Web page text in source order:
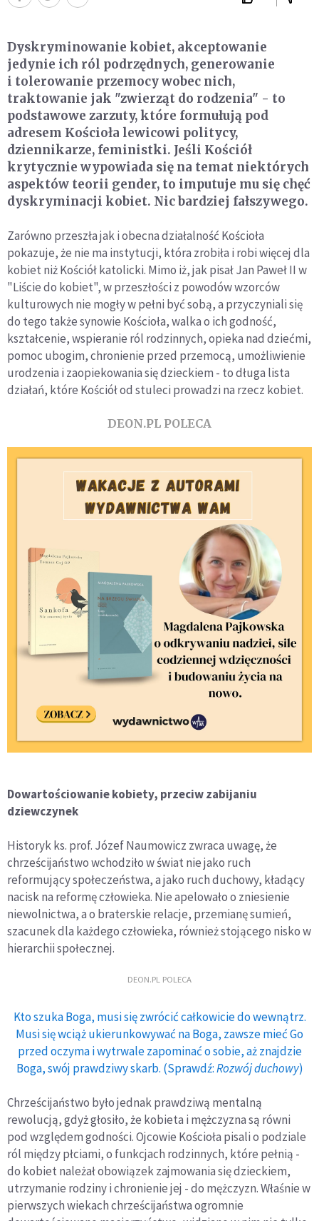
Dyskryminowanie kobiet, akceptowanie
jedynie ich ról podrzędnych, generowanie
i tolerowanie przemocy wobec nich,
traktowanie jak "zwierząt do rodzenia" - to
podstawowe zarzuty, które formułują pod
adresem Kościoła lewicowi politycy,
dziennikarze, feministki. Jeśli Kościół
krytycznie wypowiada się na temat niektórych
aspektów teorii gender, to imputuje mu się chęć
dyskryminacji kobiet. Nic bardziej fałszywego.
Zarówno przeszła jak i obecna działalność Kościoła
pokazuje, że nie ma instytucji, która zrobiła i robi więcej dla
kobiet niż Kościół katolicki. Mimo iż, jak pisał Jan Paweł II w
"Liście do kobiet", w przeszłości z powodów wzorców
kulturowych nie mogły w pełni być sobą, a przyczyniali się
do tego także synowie Kościoła, walka o ich godność,
kształcenie, wspieranie ról rodzinnych, opieka nad dziećmi,
pomoc ubogim, chronienie przed przemocą, umożliwienie
urodzenia i zaopiekowania się dzieckiem - to długa lista
działań, które Kościół od stuleci prowadzi na rzecz kobiet.
DEON.PL POLECA
Dowartościowanie kobiety, przeciw zabijaniu
dziewczynek
Historyk ks. prof. Józef Naumowicz zwraca uwagę, że
chrześcijaństwo wchodziło w świat nie jako ruch
reformujący społeczeństwa, a jako ruch duchowy, kładący
nacisk na reformę człowieka. Nie apelowało o zniesienie
niewolnictwa, a o braterskie relacje, przemianę sumień,
szacunek dla każdego człowieka, również stojącego nisko w
hierarchii społecznej.
DEON.PL POLECA
Kto szuka Boga, musi się zwrócić całkowicie do wewnątrz.
Musi się wciąż ukierunkowywać na Boga, zawsze mieć Go
przed oczyma i wytrwale zapominać o sobie, aż znajdzie
Boga, swój prawdziwy skarb. (Sprawdź:Rozwój duchowy)
Chrześcijaństwo było jednak prawdziwą mentalną
rewolucją, gdyż głosiło, że kobieta i mężczyzna są równi
pod względem godności. Ojcowie Kościoła pisali o podziale
ról między płciami, o funkcjach rodzinnych, które pełnią -
do kobiet należał obowiązek zajmowania się dzieckiem,
utrzymanie rodziny i chronienie jej - do mężczyzn. Właśnie w
pierwszych wiekach chrześcijaństwa ogromnie